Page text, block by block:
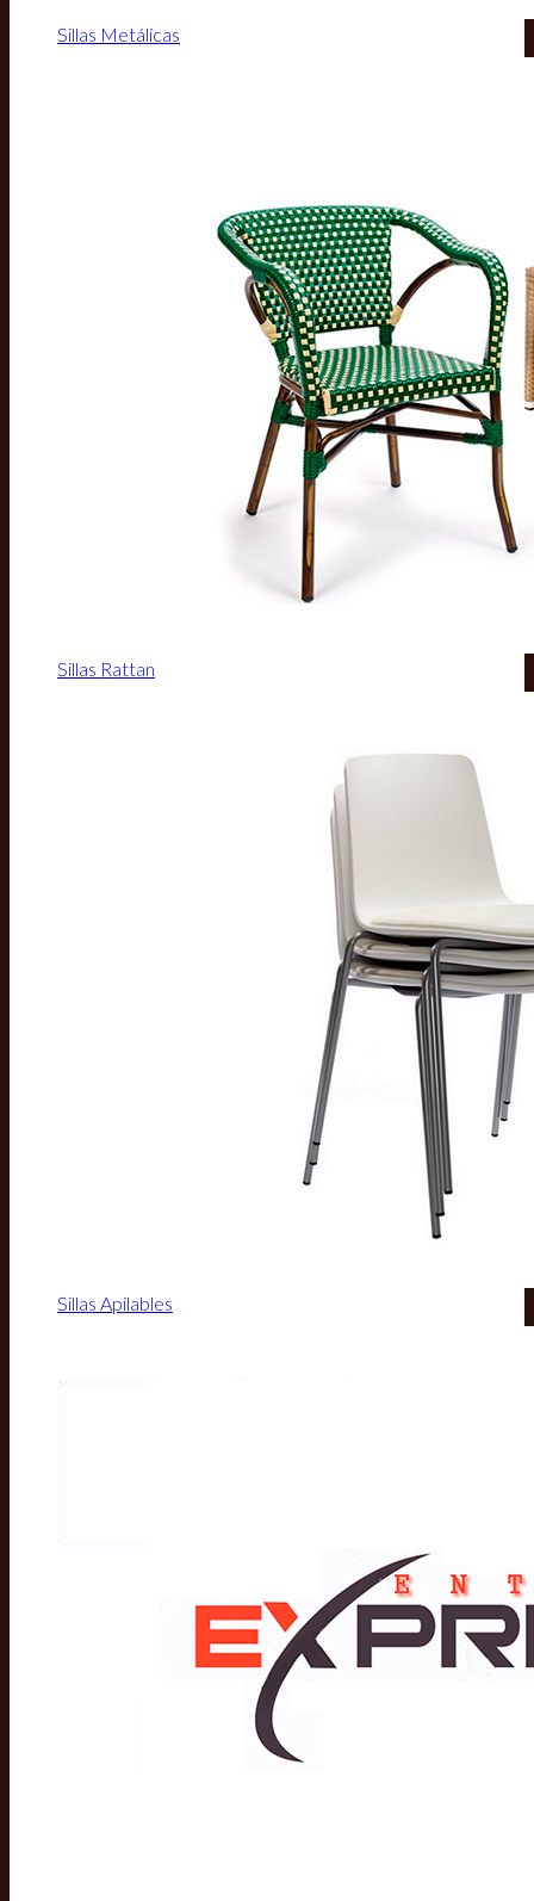
Sillas Metálicas
Sillas Rattan
Sillas Apilables